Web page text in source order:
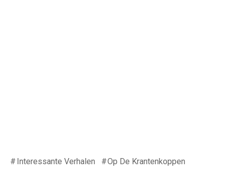
Interessante Verhalen Op De Krantenkoppen